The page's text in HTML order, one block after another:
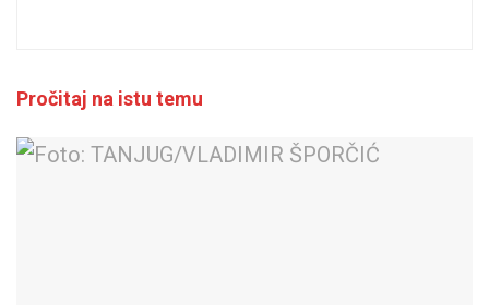
Pročitaj na istu temu